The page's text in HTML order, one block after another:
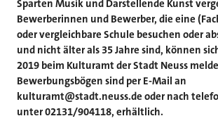
Sparten Musik und Darstellende Kunst
Bewerberinnen und Bewerber, die eine
oder vergleichbare Schule besuchen oder
und nicht älter als 35 Jahre sind, können
2019 beim Kulturamt der Stadt Neuss
Bewerbungsbögen sind per E-Mail an
kulturamt@stadt.neuss.de oder nach
unter 02131/904118, erhältlich.